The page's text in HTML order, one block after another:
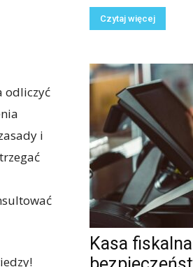
odliczyć
i
Czytaj więcej
Kasa